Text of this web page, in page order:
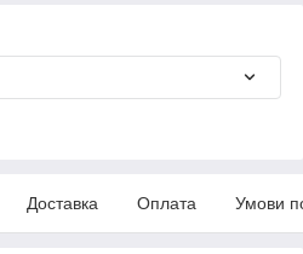
Доставка Оплата Умови